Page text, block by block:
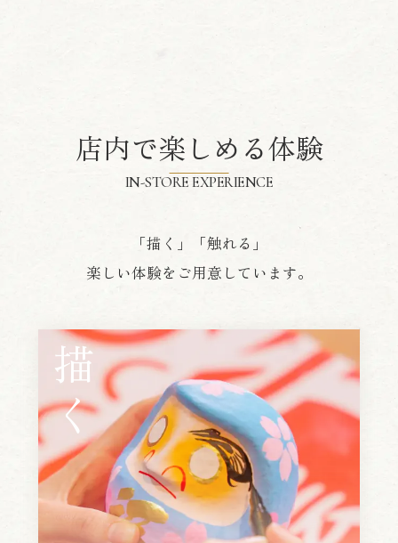
店内で楽しめる体験
IN-STORE EXPERIENCE
「描く」「触れる」
楽しい体験をご用意しています。
描く